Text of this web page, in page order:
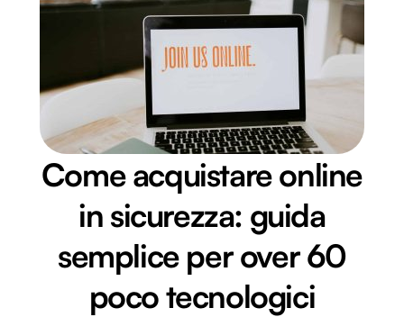
Come acquistare online
in sicurezza: guida
semplice per over 60
poco tecnologici